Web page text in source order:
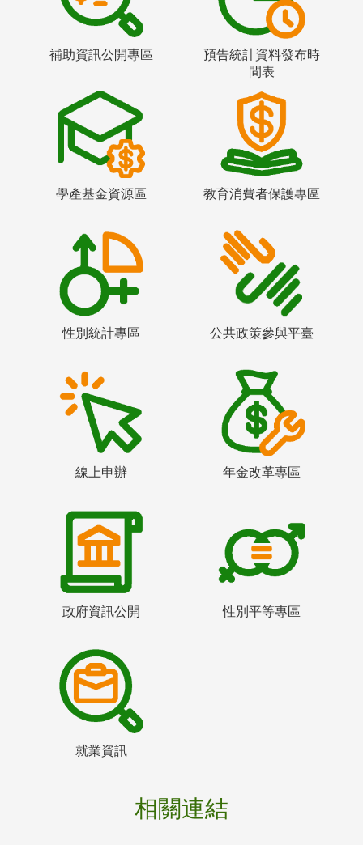
補助資訊公開專區
預告統計資料發布時
間表
學產基金資源區 教育消費者保護專區
性別統計專區 公共政策參與平臺
線上申辦 年金改革專區
政府資訊公開 性別平等專區
就業資訊
相關連結